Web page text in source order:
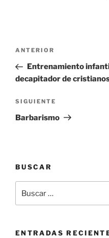
Navegación
entradas
Entrada
anterior:
ANTERIOR
Entrenamiento
decapitador de
Siguiente
entrada
SIGUIENTE
Barbarismo
BUSCAR
por:
ENTRADAS